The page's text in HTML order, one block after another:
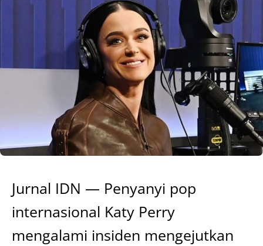
Jurnal IDN — Penyanyi pop
internasional Katy Perry
mengalami insiden mengejutkan